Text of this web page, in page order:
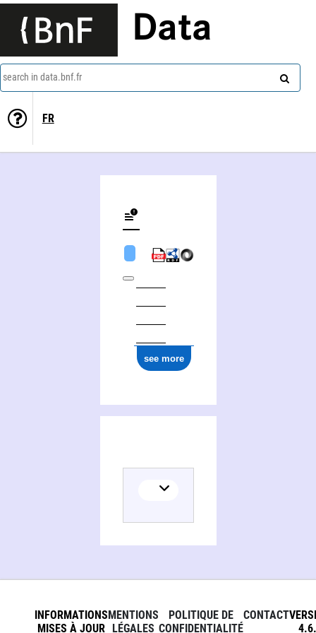
Data
search in data.bnf.fr
FR
see more
INFORMATIONS
MISES À JOUR
MENTIONS
LÉGALES
POLITIQUE DE
CONFIDENTIALITÉ
CONTACT